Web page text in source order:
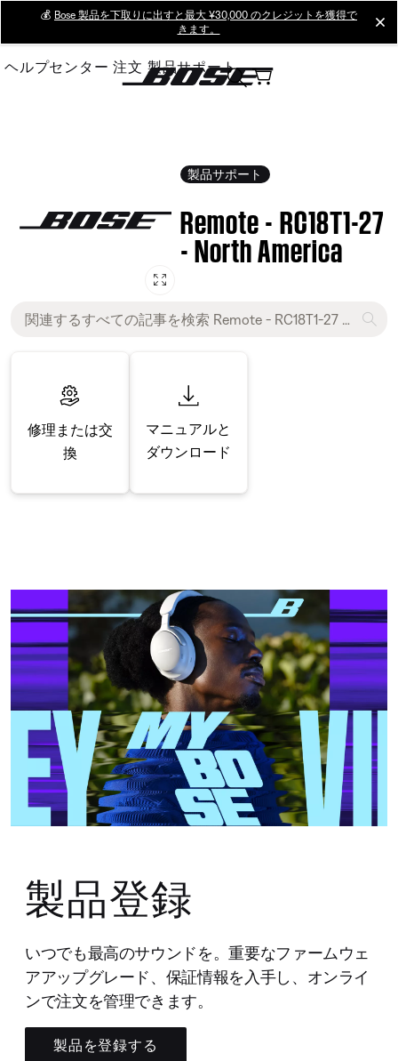
Main
💰 Bose 製品を下取りに出すと最大 ¥30,000 のクレジットを獲得で
きます。
ヘルプセンター 注文 製品サポート
製品サポート
Remote - RC18T1-27
- North America
修理または交
換
マニュアルと
ダウンロード
製品登録
いつでも最高のサウンドを。重要なファームウェ
アアップグレード、保証情報を入手し、オンライ
ンで注文を管理できます。
製品を登録する